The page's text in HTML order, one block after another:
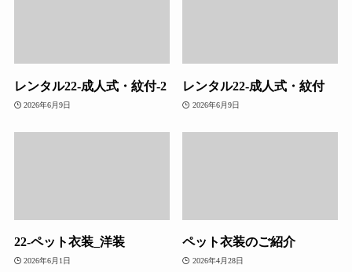
レンタル22-成人式・紋付-2
2026年6月9日
レンタル22-成人式・紋付
2026年6月9日
22-ペット衣装_洋装
2026年6月1日
ペット衣装のご紹介
2026年4月28日